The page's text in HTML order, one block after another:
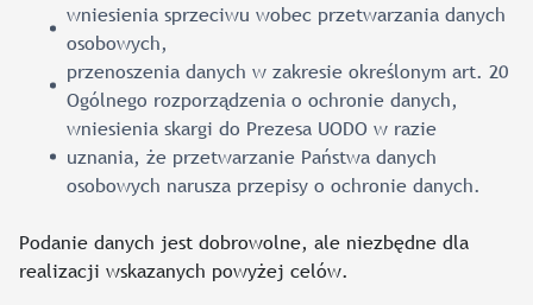
wniesienia sprzeciwu wobec przetwarzania danych
osobowych,
przenoszenia danych w zakresie określonym art. 20
Ogólnego rozporządzenia o ochronie danych,
wniesienia skargi do Prezesa UODO w razie
uznania, że przetwarzanie Państwa danych
osobowych narusza przepisy o ochronie danych.
Podanie danych jest dobrowolne, ale niezbędne dla
realizacji wskazanych powyżej celów.